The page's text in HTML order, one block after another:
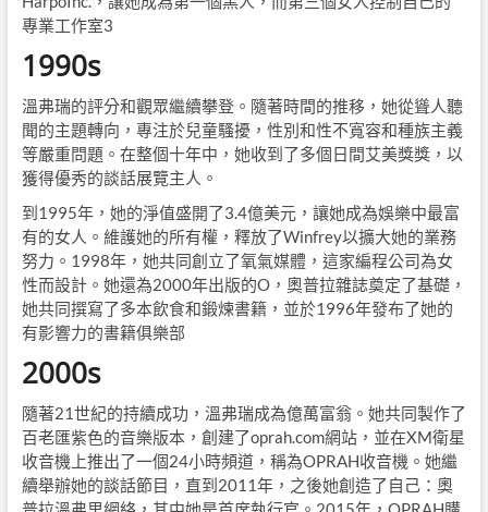
專業工作室3
1990s
溫弗瑞的評分和觀眾繼續攀登。隨著時間的推移，她從聳人聽
聞的主題轉向，專注於兒童騷擾，性別和性不寬容和種族主義
等嚴重問題。在整個十年中，她收到了多個日間艾美獎獎，以
獲得優秀的談話展覽主人。
到1995年，她的淨值盛開了3.4億美元，讓她成為娛樂中最富
有的女人。維護她的所有權，釋放了Winfrey以擴大她的業務
努力。1998年，她共同創立了氧氣媒體，這家編程公司為女
性而設計。她還為2000年出版的O，奧普拉雜誌奠定了基礎，
她共同撰寫了多本飲食和鍛煉書籍，並於1996年發布了她的
有影響力的書籍俱樂部
2000s
隨著21世紀的持續成功，溫弗瑞成為億萬富翁。她共同製作了
百老匯紫色的音樂版本，創建了oprah.com網站，並在XM衛星
收音機上推出了一個24小時頻道，稱為OPRAH收音機。她繼
續舉辦她的談話節目，直到2011年，之後她創造了自己：奧